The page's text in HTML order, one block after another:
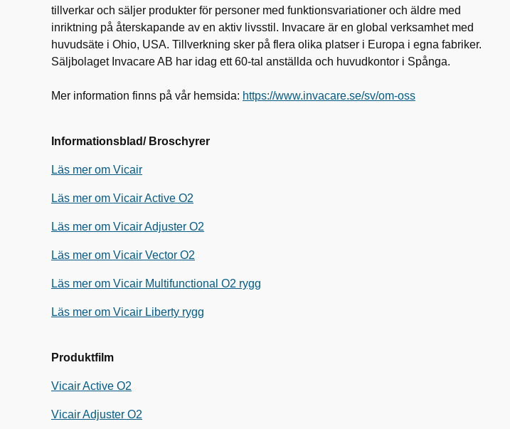
tillverkar och säljer produkter för personer med funktionsvariationer och äldre med
inriktning på återskapande av en aktiv livsstil. Invacare är en global verksamhet med
huvudsäte i Ohio, USA. Tillverkning sker på flera olika platser i Europa i egna fabriker.
Säljbolaget Invacare AB har idag ett 60-tal anställda och huvudkontor i Spånga.
Mer information finns på vår hemsida: https://www.invacare.se/sv/om-oss
Informationsblad/ Broschyrer
Läs mer om Vicair
Läs mer om Vicair Active O2
Läs mer om Vicair Adjuster O2
Läs mer om Vicair Vector O2
Läs mer om Vicair Multifunctional O2 rygg
Läs mer om Vicair Liberty rygg
Produktfilm
Vicair Active O2
Vicair Adjuster O2